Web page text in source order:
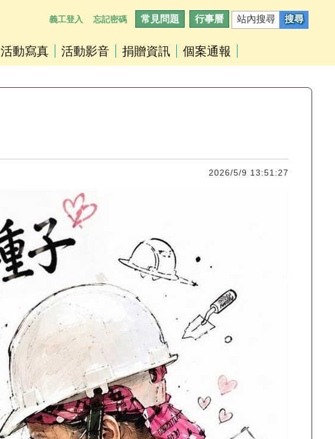
義工登入 忘記密碼 常見問題 行事曆
活動寫真 活動影音 捐贈資訊 個案通報
2026/5/9 13:51:27